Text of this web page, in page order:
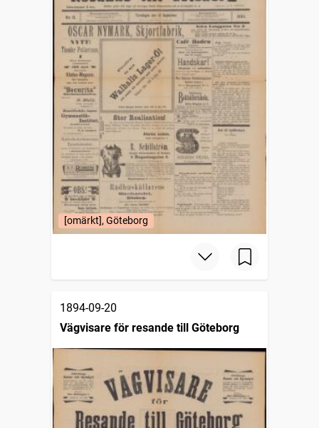
[omärkt], Göteborg
1894-09-20
Vägvisare för resande till Göteborg